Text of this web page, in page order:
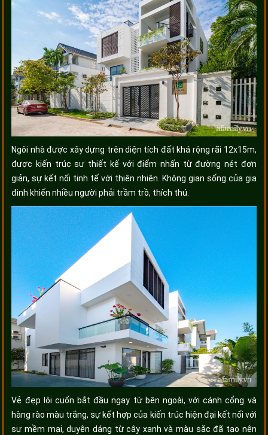
Ngôi nhà được xây dựng trên diện tích đất khá rộng rãi 12x15m,
được kiến trúc sư thiết kế với điểm nhấn từ đường nét đơn
giản, sự kết nối tinh tế với thiên nhiên. Không gian sống của gia
đinh khiến nhiều người phải trầm trồ, thích thú.
Vẻ đẹp lôi cuốn bắt đầu ngay từ bên ngoài, với cánh cổng và
hàng rào màu trắng, sự kết hợp của kiến trúc hiện đại kết nối với
sự mềm mại, duyên dáng từ cây xanh và màu sắc đã tạo nên